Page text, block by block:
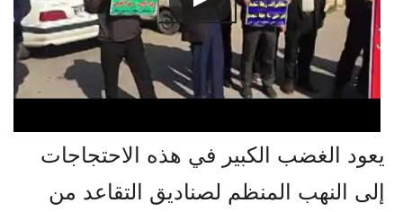
يعود الغضب الكبير في هذه الاحتجاجات
إلى النهب المنظم لصناديق التقاعد من